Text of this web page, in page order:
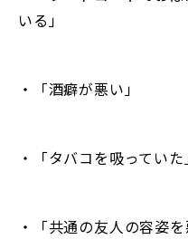
いる」
・「酒癖が悪い」
・「タバコを吸っていた
・「共通の友人の容姿を